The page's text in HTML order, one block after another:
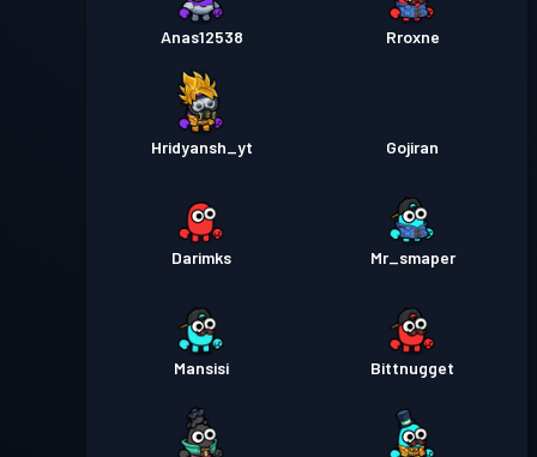
Anas12538 Rroxne
Hridyansh_yt Gojiran
Darimks Mr_smaper
Mansisi Bittnugget